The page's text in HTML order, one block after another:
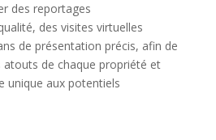
des reportages
des visites virtuelles
de présentation précis, afin de
de chaque propriété et
unique aux potentiels